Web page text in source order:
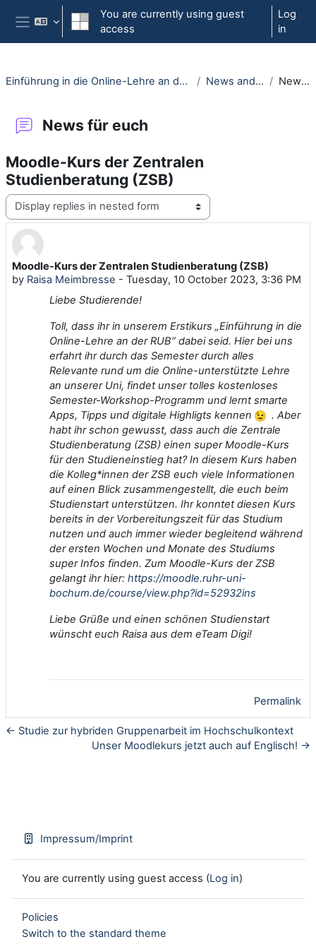
Skip to main content
Side panel
You are currently using guest
access
Log
in
Einführung in die Online-Lehre an der RUB - Moodle-Kurs für Erstsemester News and current events News für euch
News für euch
Moodle-Kurs der Zentralen
Studienberatung (ZSB)
Display mode
Moodle-Kurs der Zentralen Studienberatung (ZSB)
by Raisa Meimbresse - Tuesday, 10 October 2023, 3:36 PM
Number of replies: 0
Liebe Studierende!
Toll, dass ihr in unserem Erstikurs „Einführung in die
Online-Lehre an der RUB“ dabei seid. Hier bei uns
erfahrt ihr durch das Semester durch alles
Relevante rund um die Online-unterstützte Lehre
an unserer Uni, findet unser tolles kostenloses
Semester-Workshop-Programm und lernt smarte
Apps, Tipps und digitale Highligts kennen
. Aber
habt ihr schon gewusst, dass auch die Zentrale
Studienberatung (ZSB) einen super Moodle-Kurs
für den Studieneinstieg hat? In diesem Kurs haben
die Kolleg*innen der ZSB euch viele Informationen
auf einen Blick zusammengestellt, die euch beim
Studienstart unterstützen. Ihr konntet diesen Kurs
bereits in der Vorbereitungszeit für das Studium
nutzen und auch immer wieder begleitend während
der ersten Wochen und Monate des Studiums
super Infos finden. Zum Moodle-Kurs der ZSB
gelangt ihr hier: https://moodle.ruhr-uni-
bochum.de/course/view.php?id=52932ins
Liebe Grüße und einen schönen Studienstart
wünscht euch Raisa aus dem eTeam Digi!
Permalink
← Studie zur hybriden Gruppenarbeit im Hochschulkontext
Unser Moodlekurs jetzt auch auf Englisch! →
Impressum/Imprint
You are currently using guest access (Log in)
Policies
Switch to the standard theme